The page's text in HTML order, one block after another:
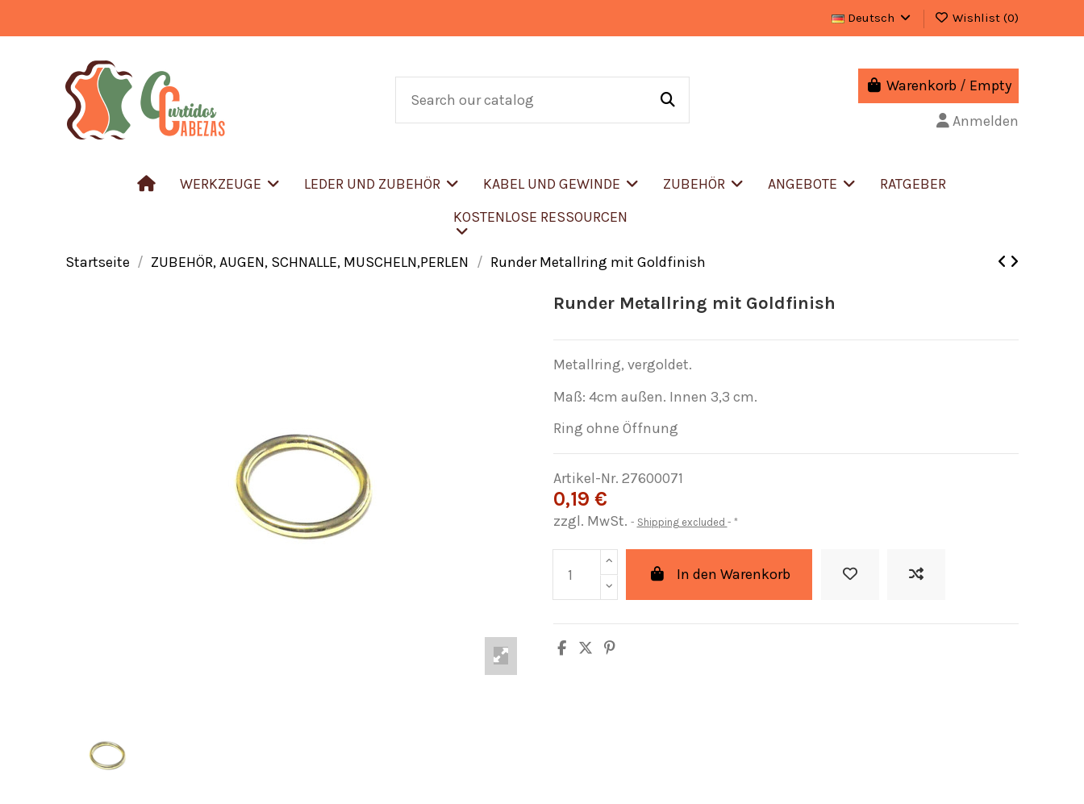
Deutsch Wishlist (0)
Warenkorb / Empty
Anmelden
WERKZEUGE LEDER UND ZUBEHÖR KABEL UND GEWINDE ZUBEHÖR ANGEBOTE
RATGEBER
KOSTENLOSE RESSOURCEN
Startseite ZUBEHÖR, AUGEN, SCHNALLE, MUSCHELN,PERLEN Runder Metallring mit Goldfinish
Runder Metallring mit Goldfinish
Metallring, vergoldet.
Maß: 4cm außen. Innen 3,3 cm.
Ring ohne Öffnung
Artikel-Nr. 27600071
0,19 €
zzgl. MwSt. Shipping excluded *
In den Warenkorb